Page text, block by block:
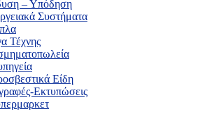
– Υπόδηση
Συστήματα
Τέχνης
Είδη
Εκτυπώσεις